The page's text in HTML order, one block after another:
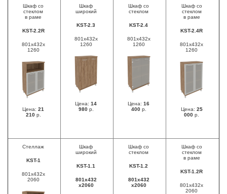
Шкаф со
стеклом
в раме
KST-2.2R
801x432x
1260
Цена: 21
210р.
Шкаф
широкий
KST-2.3
801x432x
1260
Цена: 14
980р.
Шкаф со
стеклом
KST-2.4
801x432x
1260
Цена: 16
400р.
Шкаф со
стеклом
в раме
KST-2.4R
801x432x
1260
Цена: 25
000 р.
Стеллаж
KST-1
801x432x
2060
Шкаф
широкий
KST-1.1
801x432
x2060
Шкаф со
стеклом
KST-1.2
801x432
x2060
Шкаф со
стеклом
в раме
KST-1.2R
801x432x
2060